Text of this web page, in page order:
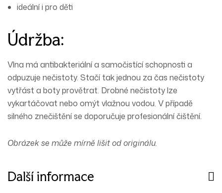
ideální i pro děti
Údržba:
Vlna má antibakteriální a samočistící schopnosti a
odpuzuje nečistoty. Stačí tak jednou za čas nečistoty
vytřást a boty provětrat. Drobné nečistoty lze
vykartáčovat nebo omýt vlažnou vodou. V případě
silného znečištění se doporučuje profesionální čištění.
Obrázek se může mírně lišit od originálu.
Další informace